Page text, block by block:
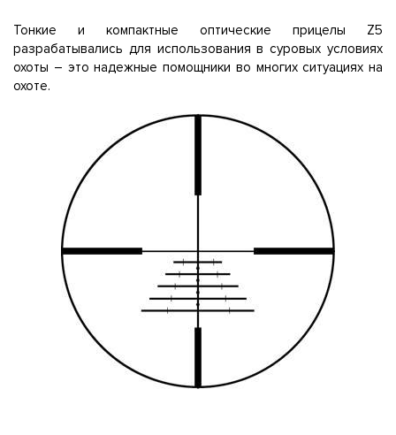
Тонкие и компактные оптические прицелы Z5
разрабатывались для использования в суровых условиях
охоты – это надежные помощники во многих ситуациях на
охоте.